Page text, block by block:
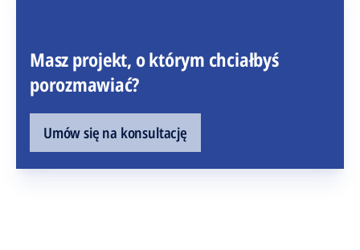
Masz projekt, o którym chciałbyś
porozmawiać?
Umów się na konsultację